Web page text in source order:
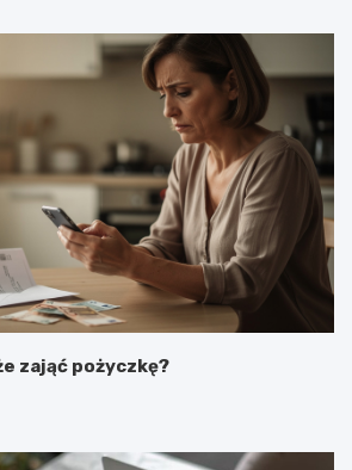
zająć pożyczkę?